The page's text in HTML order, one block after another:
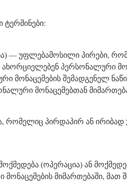
ტერმინები:
— უფლებამოსილი პირები,
ახორციელებენ პერსონალური
მონაცემების შემადგენელ
მონაცემებთან
რომელიც პირდაპირ ან
მოქმედება (ოპერაცია) ან
მიმართებაში, მათ